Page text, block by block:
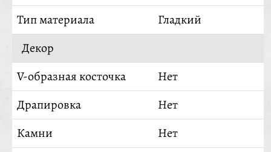
Тип материала
Гладкий
Декор
V-образная косточка
Нет
Драпировка
Нет
Камни
Нет